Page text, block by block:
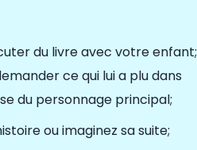
du livre avec votre enfant;
ce qui lui a plu dans
du personnage principal;
ou imaginez sa suite;